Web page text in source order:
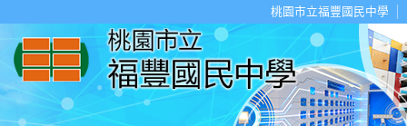
桃園市立福豐國民中學